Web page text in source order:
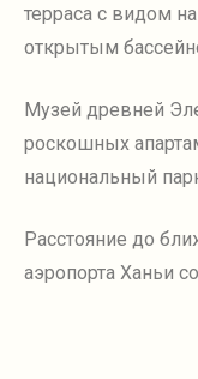
терраса с видом
открытым
Музей древней
роскошных
национальный
Расстояние до
аэропорта Ханьи